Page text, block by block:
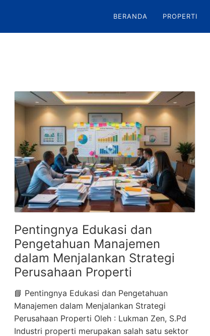
BERANDA PROPERTI
Pentingnya Edukasi dan
Pengetahuan Manajemen
dalam Menjalankan Strategi
Perusahaan Properti
📘 Pentingnya Edukasi dan Pengetahuan
Manajemen dalam Menjalankan Strategi
Perusahaan Properti Oleh : Lukman Zen, S.Pd
Industri properti merupakan salah satu sektor